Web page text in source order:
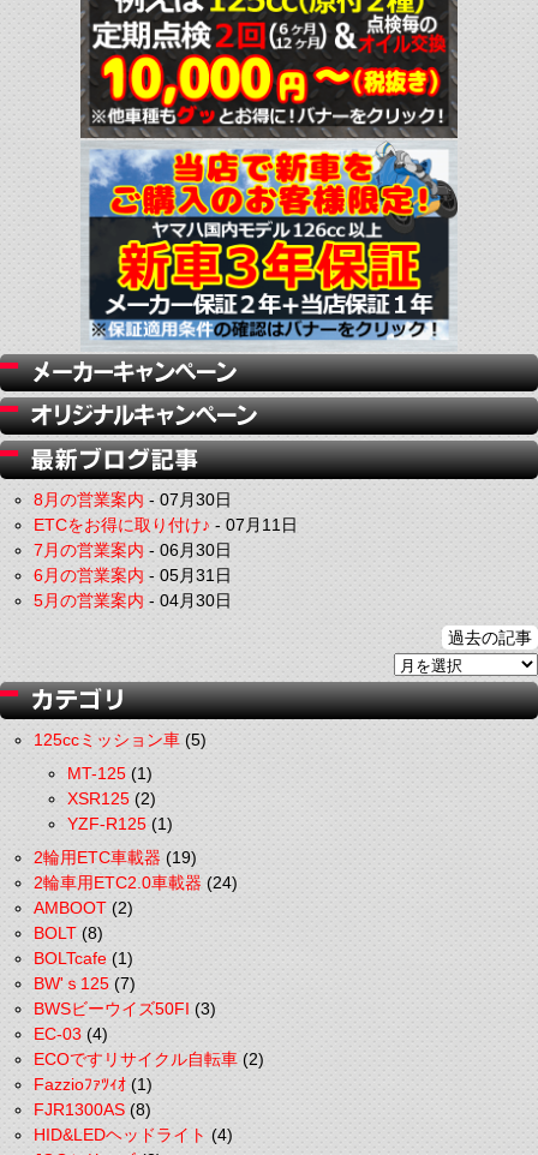
8月の営業案内-07月30日
ETCをお得に取り付け♪-07月11日
7月の営業案内-06月30日
6月の営業案内-05月31日
5月の営業案内-04月30日
過去の記事
125ccミッション車(5)
MT-125(1)
XSR125(2)
YZF-R125(1)
2輪用ETC車載器(19)
2輪車用ETC2.0車載器(24)
AMBOOT(2)
BOLT(8)
BOLTcafe(1)
BW'ｓ125(7)
BWSビーウイズ50FI(3)
EC-03(4)
ECOですリサイクル自転車(2)
Fazzioﾌｧﾂｨｵ(1)
FJR1300AS(8)
HID&LEDヘッドライト(4)